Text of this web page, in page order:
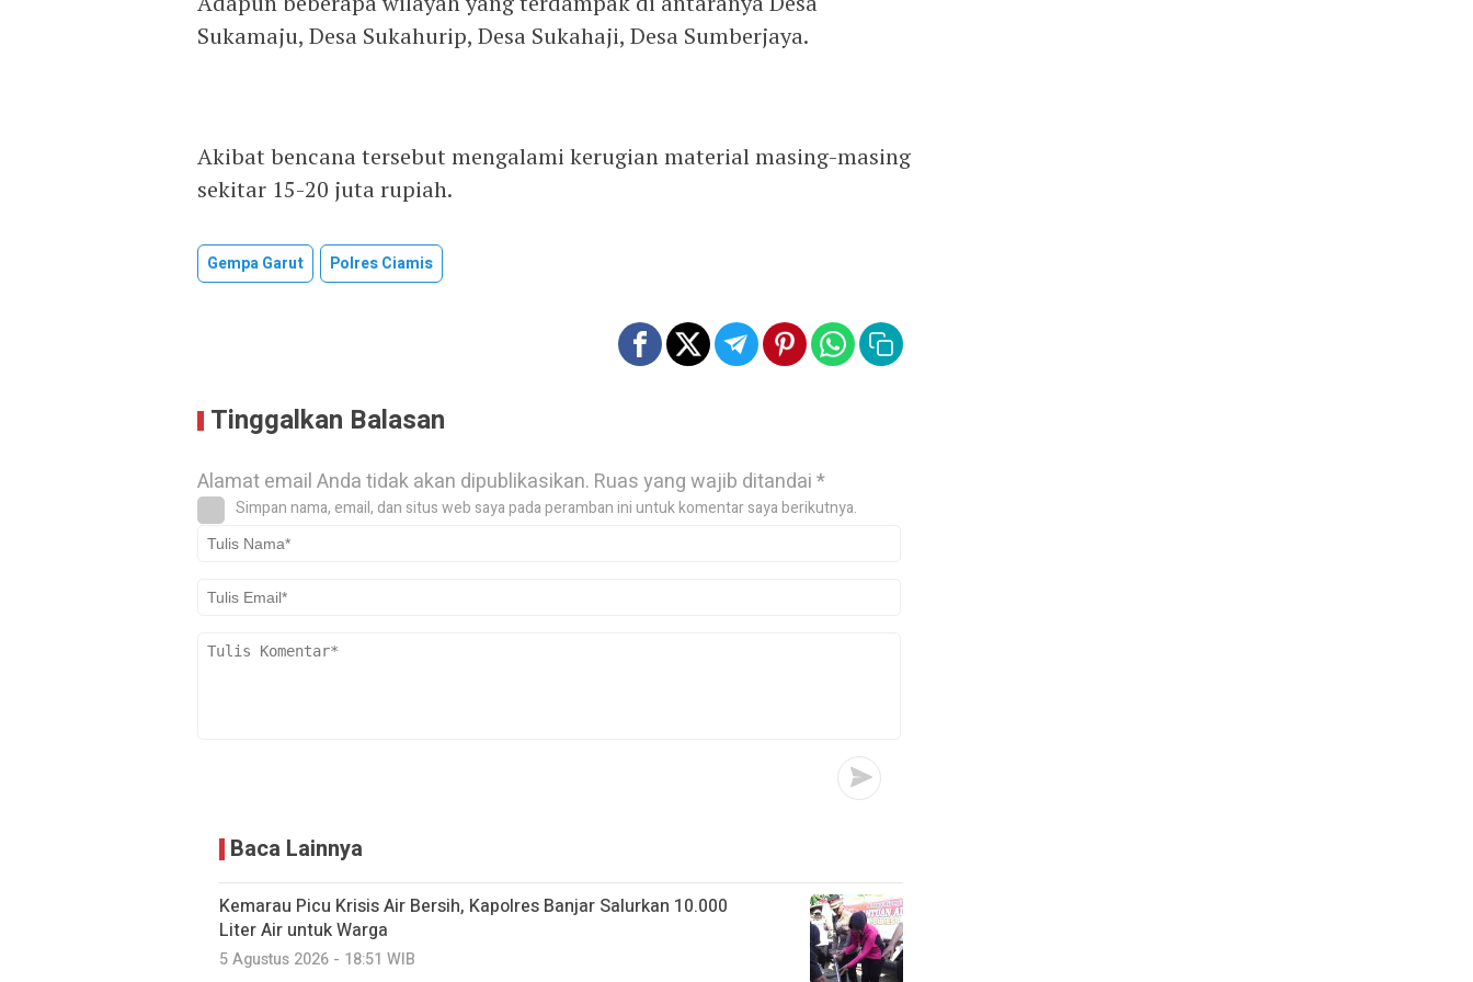
Sukamaju, Desa Sukahurip, Desa Sukahaji, Desa Sumberjaya.
Akibat bencana tersebut mengalami kerugian material masing-masing
sekitar 15-20 juta rupiah.
Gempa Garut Polres Ciamis
Tinggalkan Balasan
Alamat email Anda tidak akan dipublikasikan. Ruas yang wajib ditandai*
Simpan nama, email, dan situs web saya pada peramban ini untuk komentar saya berikutnya.
Baca Lainnya
Kemarau Picu Krisis Air Bersih, Kapolres Banjar Salurkan 10.000
Liter Air untuk Warga
5 Agustus 2026 - 18:51 WIB